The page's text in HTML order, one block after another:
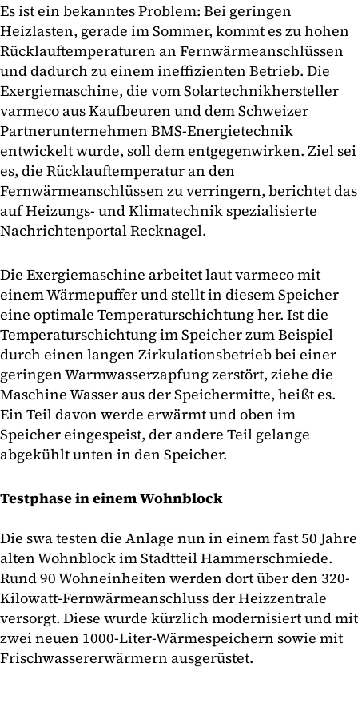
Es ist ein bekanntes Problem: Bei geringen
Heizlasten, gerade im Sommer, kommt es zu hohen
Rücklauftemperaturen an Fernwärmeanschlüssen
und dadurch zu einem ineffizienten Betrieb. Die
Exergiemaschine, die vom Solartechnikhersteller
varmeco aus Kaufbeuren und dem Schweizer
Partnerunternehmen BMS-Energietechnik
entwickelt wurde, soll dem entgegenwirken. Ziel sei
es, die Rücklauftemperatur an den
Fernwärmeanschlüssen zu verringern, berichtet das
auf Heizungs- und Klimatechnik spezialisierte
Nachrichtenportal Recknagel.
Die Exergiemaschine arbeitet laut varmeco mit
einem Wärmepuffer und stellt in diesem Speicher
eine optimale Temperaturschichtung her. Ist die
Temperaturschichtung im Speicher zum Beispiel
durch einen langen Zirkulationsbetrieb bei einer
geringen Warmwasserzapfung zerstört, ziehe die
Maschine Wasser aus der Speichermitte, heißt es.
Ein Teil davon werde erwärmt und oben im
Speicher eingespeist, der andere Teil gelange
abgekühlt unten in den Speicher.
Testphase in einem Wohnblock
Die swa testen die Anlage nun in einem fast 50 Jahre
alten Wohnblock im Stadtteil Hammerschmiede.
Rund 90 Wohneinheiten werden dort über den 320-
Kilowatt-Fernwärmeanschluss der Heizzentrale
versorgt. Diese wurde kürzlich modernisiert und mit
zwei neuen 1000-Liter-Wärmespeichern sowie mit
Frischwassererwärmern ausgerüstet.